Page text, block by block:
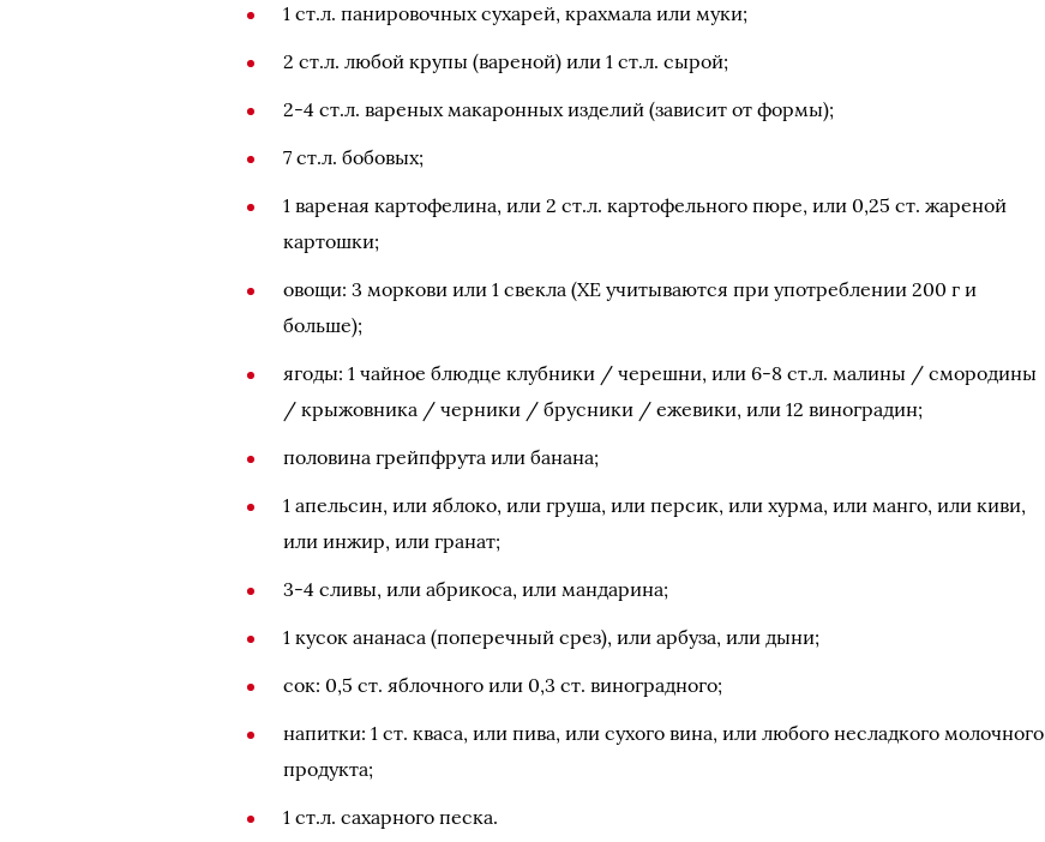
1 ст.л. панировочных сухарей, крахмала или муки;
2 ст.л. любой крупы (вареной) или 1 ст.л. сырой;
2-4 ст.л. вареных макаронных изделий (зависит от формы);
7 ст.л. бобовых;
1 вареная картофелина, или 2 ст.л. картофельного пюре, или 0,25 ст. жареной
картошки;
овощи: 3 моркови или 1 свекла (ХЕ учитываются при употреблении 200 г и
больше);
ягоды: 1 чайное блюдце клубники / черешни, или 6-8 ст.л. малины / смородины
/ крыжовника / черники / брусники / ежевики, или 12 виноградин;
половина грейпфрута или банана;
1 апельсин, или яблоко, или груша, или персик, или хурма, или манго, или киви,
или инжир, или гранат;
3-4 сливы, или абрикоса, или мандарина;
1 кусок ананаса (поперечный срез), или арбуза, или дыни;
сок: 0,5 ст. яблочного или 0,3 ст. виноградного;
напитки: 1 ст. кваса, или пива, или сухого вина, или любого несладкого молочного
продукта;
1 ст.л. сахарного песка.